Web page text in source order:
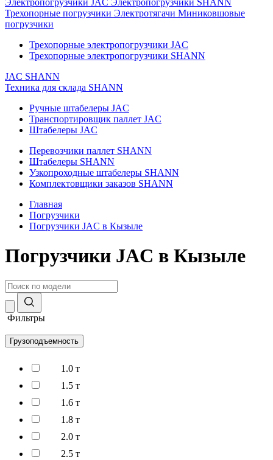
Трехопорные погрузчики Электротягачи Миниковшовые
погрузчики
Трехопорные электропогрузчики JAC
Трехопорные электропогрузчики SHANN
JAC SHANN
Техника для склада SHANN
Ручные штабелеры JAC
Транспортировщик паллет JAC
Штабелеры JAC
Перевозчики паллет SHANN
Штабелеры SHANN
Узкопроходные штабелеры SHANN
Комплектовщики заказов SHANN
Главная
Погрузчики
Погрузчики JAC в Кызыле
Погрузчики JAC в Кызыле
Фильтры
Грузоподъемность
1.0 т
1.5 т
1.6 т
1.8 т
2.0 т
2.5 т